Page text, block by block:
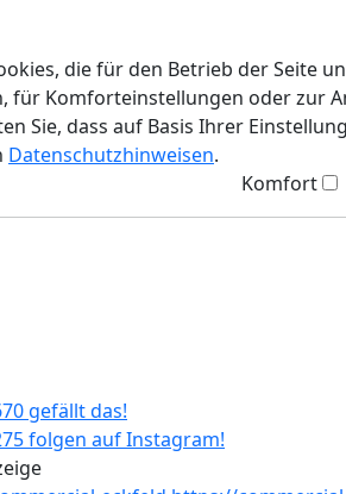
die für den Betrieb der Seite
für Komforteinstellungen oder zur
Sie, dass auf Basis Ihrer
Datenschutzhinweisen.
Komfort
gefällt das!
folgen auf Instagram!